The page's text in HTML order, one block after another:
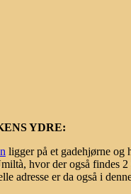
YDRE:
ligger på et gadehjørne og
hvor der også findes 2
adresse er da også i